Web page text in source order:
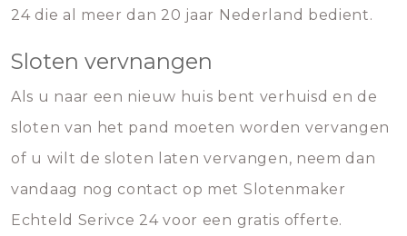
24 die al meer dan 20 jaar Nederland bedient.
Sloten vervnangen
Als u naar een nieuw huis bent verhuisd en de
sloten van het pand moeten worden vervangen
of u wilt de sloten laten vervangen, neem dan
vandaag nog contact op met Slotenmaker
Echteld Serivce 24 voor een gratis offerte.